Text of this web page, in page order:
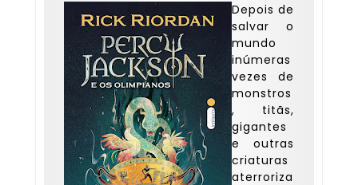
Depois de
salvar o
mundo
inúmeras
vezes de
monstros
, titãs,
gigantes
e outras
criaturas
aterroriza